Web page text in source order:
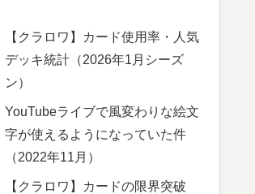
【クラロワ】カード使用率・人気
デッキ統計（2026年1月シーズ
ン）
YouTubeライブで風変わりな絵文
字が使えるようになっていた件
（2022年11月）
【クラロワ】カードの限界突破